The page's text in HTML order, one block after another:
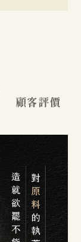
顧客評價